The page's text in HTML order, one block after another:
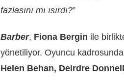
fazlasını mı ısırdı?”
Barber, Fiona Bergin ile
yönetiliyor. Oyuncu
Helen Behan, Deirdre